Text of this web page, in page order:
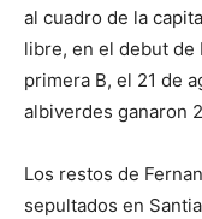
al cuadro de la
libre, en el debut
primera B, el 21 de
albiverdes ganaron 2
Los restos de
sepultados en